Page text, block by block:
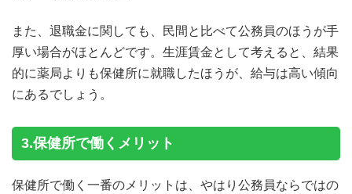
また、退職金に関しても、民間と比べて公務員のほうが手
厚い場合がほとんどです。生涯賃金として考えると、結果
的に薬局よりも保健所に就職したほうが、給与は高い傾向
にあるでしょう。
3.保健所で働くメリット
保健所で働く一番のメリットは、やはり公務員ならではの